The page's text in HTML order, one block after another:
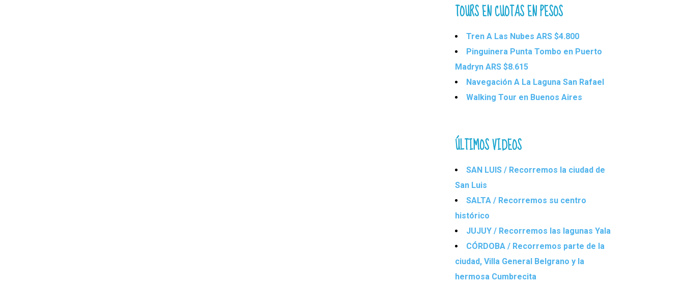
TOURS EN CUOTAS EN PESOS
Tren A Las Nubes ARS $4.800
Pinguinera Punta Tombo en Puerto
Madryn ARS $8.615
Navegación A La Laguna San Rafael
Walking Tour en Buenos Aires
ÚLTIMOS VIDEOS
SAN LUIS / Recorremos la ciudad de
San Luis
SALTA / Recorremos su centro
histórico
JUJUY / Recorremos las lagunas Yala
CÓRDOBA / Recorremos parte de la
ciudad, Villa General Belgrano y la
hermosa Cumbrecita